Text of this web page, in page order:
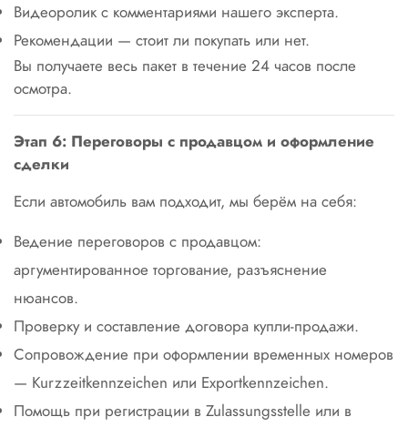
Видеоролик с комментариями нашего эксперта.
Рекомендации — стоит ли покупать или нет.
Вы получаете весь пакет в течение 24 часов после
осмотра.
Этап 6: Переговоры с продавцом и оформление
сделки
Если автомобиль вам подходит, мы берём на себя:
Ведение переговоров с продавцом:
аргументированное торгование, разъяснение
нюансов.
Проверку и составление договора купли-продажи.
Сопровождение при оформлении временных номеров
— Kurzzeitkennzeichen или Exportkennzeichen.
Помощь при регистрации в Zulassungsstelle или в